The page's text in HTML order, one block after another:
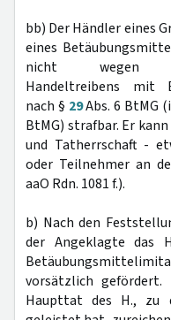
bb) Der Händler eines
eines
nicht wegen
Handeltreibens mit
nach § 29Abs. 6 BtMG
BtMG) strafbar. Er
und Tatherrschaft -
oder Teilnehmer an
aaO Rdn. 1081 f.).
b) Nach den
der Angeklagte das
vorsätzlich
Haupttat des H., zu